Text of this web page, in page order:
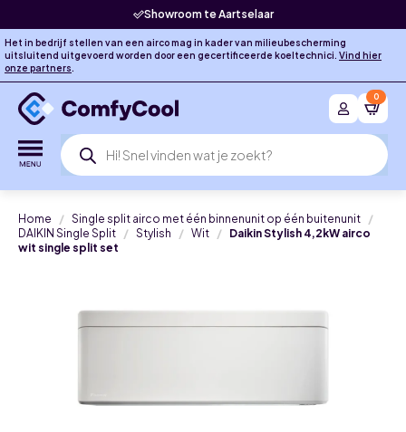
Showroom te Aartselaar
Het in bedrijf stellen van een airco mag in kader van milieubescherming
uitsluitend uitgevoerd worden door een gecertificeerde koeltechnici. Vind hier
onze partners.
Producten
zoeken
0
Home
Single split airco met één binnenunit op één buitenunit
DAIKIN Single Split
Stylish Wit
Daikin Stylish 4,2kW airco
wit single split set